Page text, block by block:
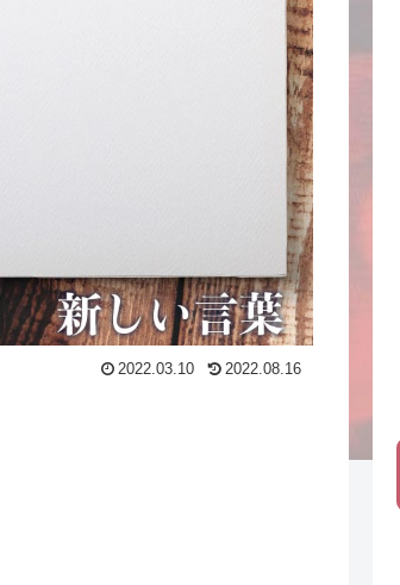
2022.03.10 2022.08.16